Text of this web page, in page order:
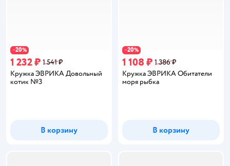
−20%
1 232 ₽ 1 541 ₽
Кружка ЭВРИКА Довольный
котик №3
В корзину
−20%
1 108 ₽ 1 386 ₽
Кружка ЭВРИКА Обитатели
моря рыбка
В корзину